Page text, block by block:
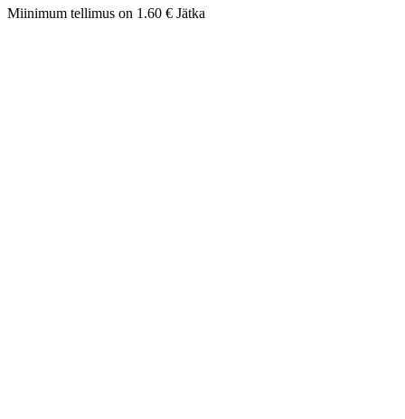
Miinimum tellimus on 1.60 € Jätka